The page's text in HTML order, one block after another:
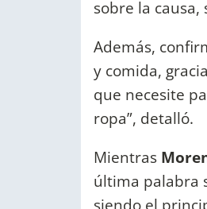
sobre la causa,
Además,
y comida,
que necesite
ropa”, detalló.
Mientras
última palabra
siendo el